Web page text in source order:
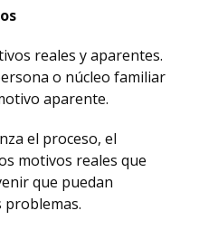
reales y aparentes.
o núcleo familiar
aparente.
el proceso, el
motivos reales que
que puedan